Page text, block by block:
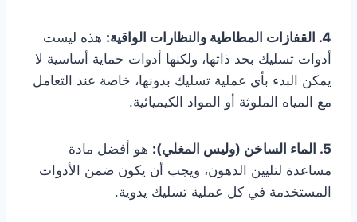
4. القفازات المطاطية والنظارات الواقية:
هذه ليست
أدوات تسليك بحد ذاتها، ولكنها أدوات حماية أساسية لا
يمكن البدء بأي عملية تسليك بدونها، خاصة عند التعامل
مع المياه الملوثة أو المواد الكيميائية.
5. الماء الساخن (وليس المغلي):
هو أفضل مادة
مساعدة لتليين الدهون، ويجب أن يكون ضمن الأدوات
المستخدمة في كل عملية تسليك يدوية.